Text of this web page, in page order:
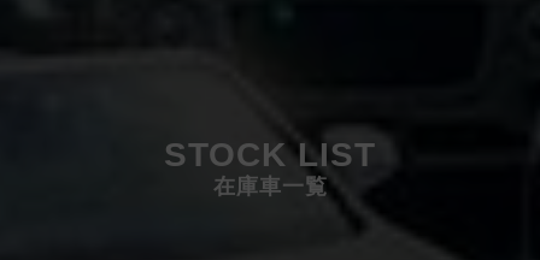
STOCK LIST
在庫車一覧